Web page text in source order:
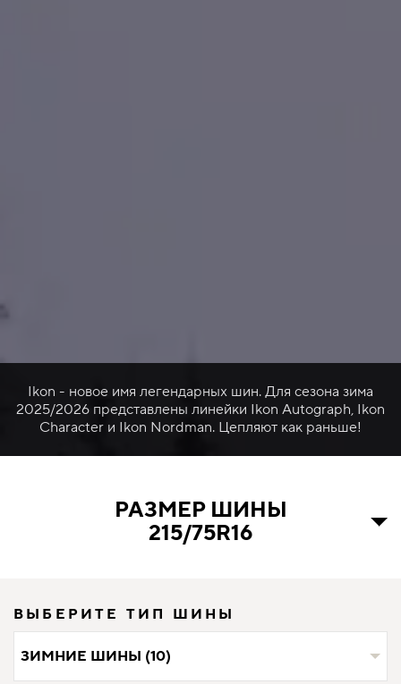
Ikon - новое имя легендарных шин. Для сезона зима
2025/2026 представлены линейки Ikon Autograph, Ikon
Character и Ikon Nordman. Цепляют как раньше!
РАЗМЕР ШИНЫ
215/75R16
ВЫБЕРИТЕ ТИП ШИНЫ
ЗИМНИЕ ШИНЫ (10)